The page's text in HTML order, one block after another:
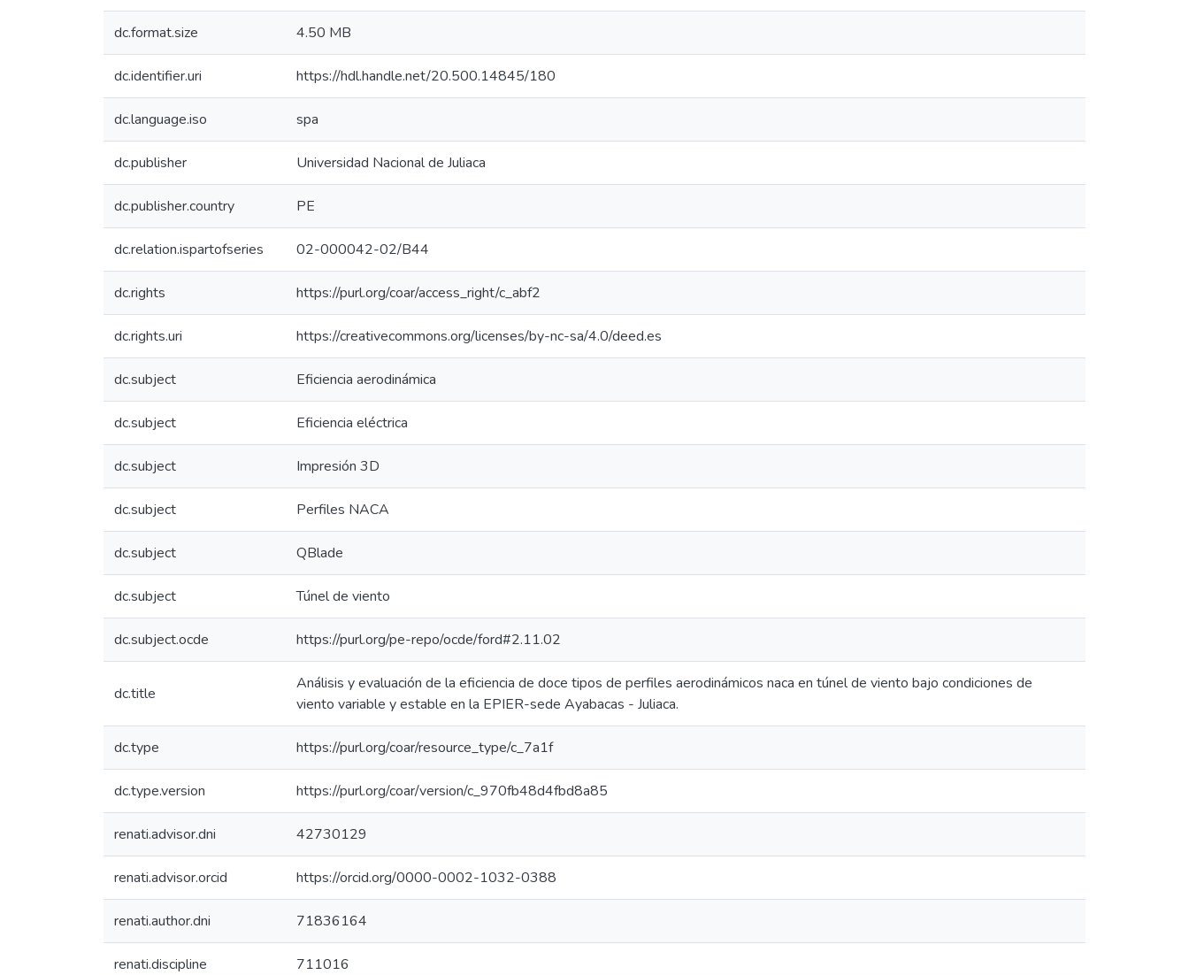
dc.format.size 4.50 MB
dc.identifier.uri https://hdl.handle.net/20.500.14845/180
dc.language.iso spa
dc.publisher Universidad Nacional de Juliaca
dc.publisher.country PE
dc.relation.ispartofseries 02-000042-02/B44
dc.rights https://purl.org/coar/access_right/c_abf2
dc.rights.uri https://creativecommons.org/licenses/by-nc-sa/4.0/deed.es
dc.subject Eficiencia aerodinámica
dc.subject Eficiencia eléctrica
dc.subject Impresión 3D
dc.subject Perfiles NACA
dc.subject QBlade
dc.subject Túnel de viento
dc.subject.ocde https://purl.org/pe-repo/ocde/ford#2.11.02
dc.title
Análisis y evaluación de la eficiencia de doce tipos de perfiles aerodinámicos naca en túnel de viento bajo condiciones de
viento variable y estable en la EPIER-sede Ayabacas - Juliaca.
dc.type https://purl.org/coar/resource_type/c_7a1f
dc.type.version https://purl.org/coar/version/c_970fb48d4fbd8a85
renati.advisor.dni 42730129
renati.advisor.orcid https://orcid.org/0000-0002-1032-0388
renati.author.dni 71836164
renati.discipline 711016